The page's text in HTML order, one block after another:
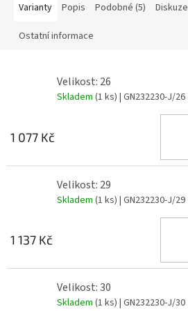
Varianty Popis Podobné (5) Diskuze
Ostatní informace
Velikost: 26
Skladem (1 ks) | GN232230-J/26
1 077 Kč
Velikost: 29
Skladem (1 ks) | GN232230-J/29
1 137 Kč
Velikost: 30
Skladem (1 ks) | GN232230-J/30